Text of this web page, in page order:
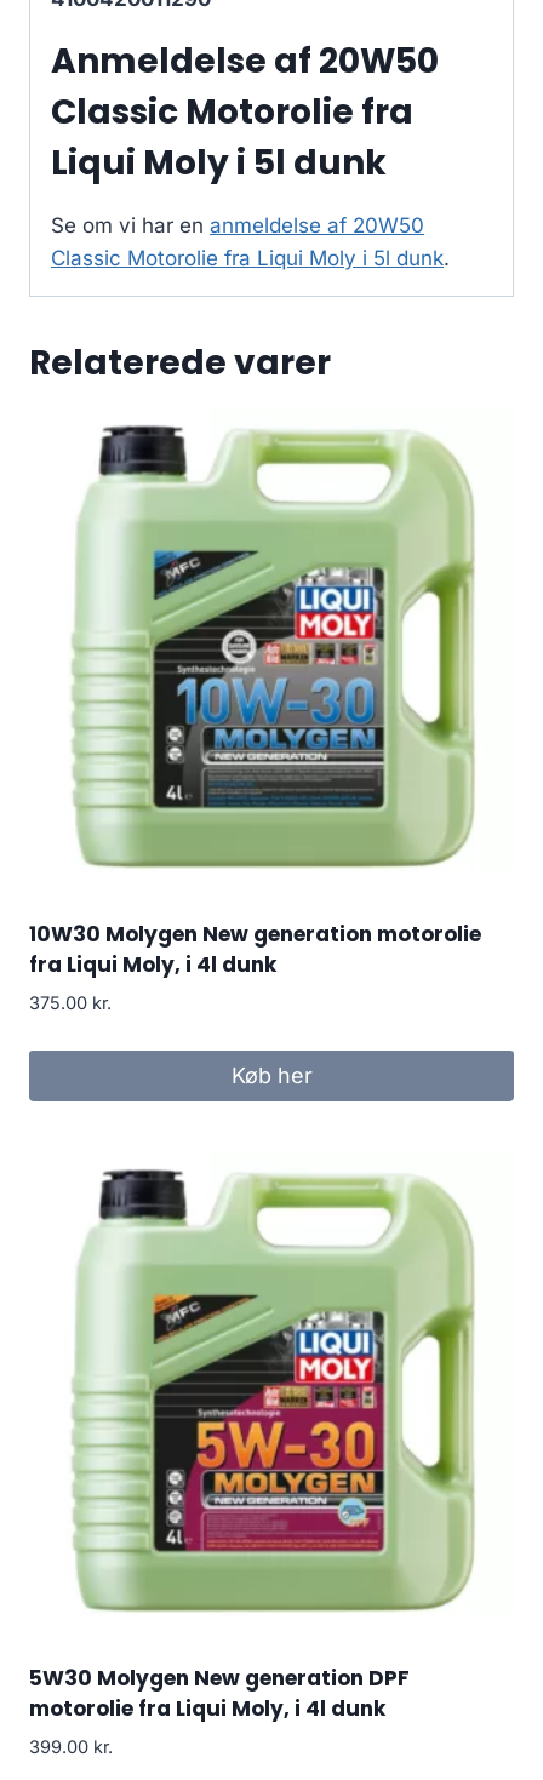
Anmeldelse af 20W50
Classic Motorolie fra
Liqui Moly i 5l dunk
Se om vi har en anmeldelse af 20W50
Classic Motorolie fra Liqui Moly i 5l dunk.
Relaterede varer
10W30 Molygen New generation motorolie
fra Liqui Moly, i 4l dunk
375.00 kr.
Køb her
5W30 Molygen New generation DPF
motorolie fra Liqui Moly, i 4l dunk
399.00 kr.